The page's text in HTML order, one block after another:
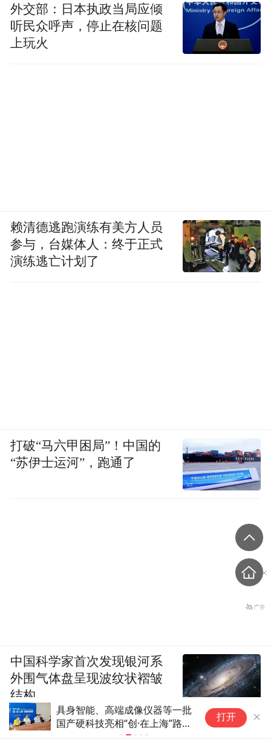
人形机器人：核心股票与国资标
的精准梳理
上海
降费
打开
外交部：日本执政当局应倾
听民众呼声，停止在核问题
上玩火
赖清德逃跑演练有美方人员
参与，台媒体人：终于正式
演练逃亡计划了
打破“马六甲困局”！中国的
“苏伊士运河”，跑通了
中国科学家首次发现银河系
外围气体盘呈现波纹状褶皱
结构